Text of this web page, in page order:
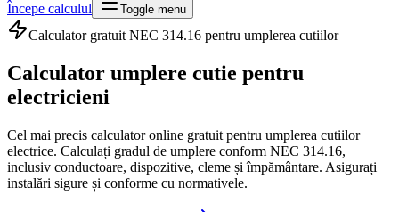
Începe calculul Toggle menu
Calculator gratuit NEC 314.16 pentru umplerea cutiilor
Calculator umplere cutie pentru
electricieni
Cel mai precis calculator online gratuit pentru umplerea cutiilor
electrice. Calculați gradul de umplere conform NEC 314.16,
inclusiv conductoare, dispozitive, cleme și împământare. Asigurați
instalări sigure și conforme cu normativele.